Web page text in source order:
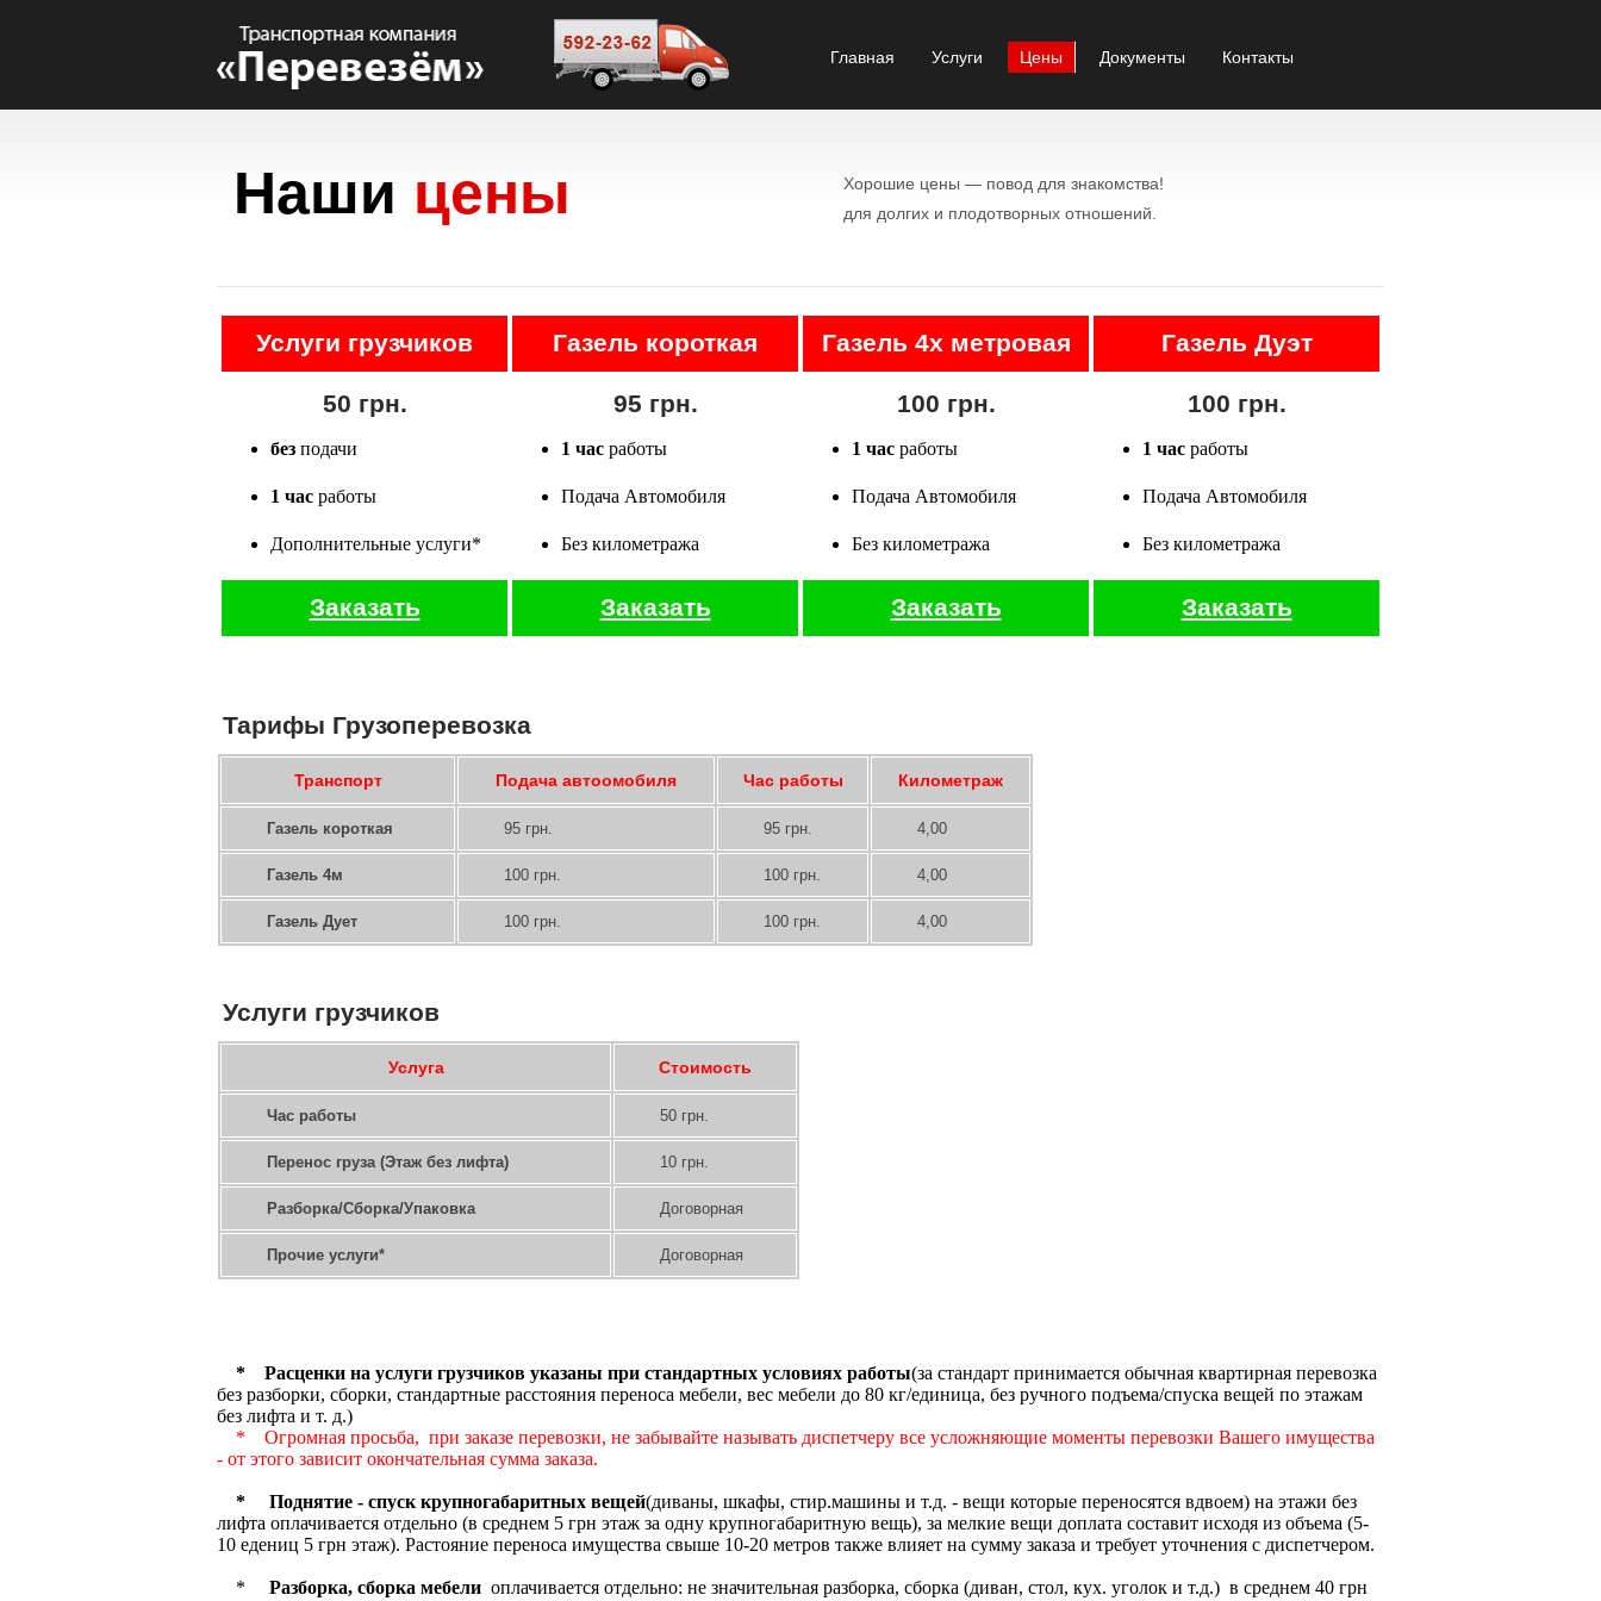
Главная Услуги Цены Документы Контакты
Наши цены
Хорошие цены — повод для знакомства!
для долгих и плодотворных отношений.
Услуги грузчиков Газель короткая Газель 4х метровая Газель Дуэт
50 грн. 95 грн. 100 грн. 100 грн.
без подачи 1 час работы 1 час работы 1 час работы
1 час работы Подача Автомобиля Подача Автомобиля Подача Автомобиля
Дополнительные услуги* Без километража Без километража Без километража
Заказать Заказать Заказать Заказать
Тарифы Грузоперевозка
Транспорт Подача автоомобиля Час работы Километраж
Газель короткая 95 грн. 95 грн. 4,00
Газель 4м 100 грн. 100 грн. 4,00
Газель Дует 100 грн. 100 грн. 4,00
Услуги грузчиков
Услуга Стоимость
Час работы 50 грн.
Перенос груза (Этаж без лифта) 10 грн.
Разборка/Сборка/Упаковка Договорная
Прочие услуги* Договорная
* Расценки на услуги грузчиков указаны при стандартных условиях работы(за стандарт принимается обычная квартирная перевозка
без разборки, сборки, стандартные расстояния переноса мебели, вес мебели до 80 кг/единица, без ручного подъема/спуска вещей по этажам
без лифта и т. д.)
* Огромная просьба, при заказе перевозки, не забывайте называть диспетчеру все усложняющие моменты перевозки Вашего имущества
- от этого зависит окончательная сумма заказа.
* Поднятие - спуск крупногабаритных вещей(диваны, шкафы, стир.машины и т.д. - вещи которые переносятся вдвоем) на этажи без
лифта оплачивается отдельно (в среднем 5 грн этаж за одну крупногабаритную вещь), за мелкие вещи доплата составит исходя из объема (5-
10 едениц 5 грн этаж). Растояние переноса имущества свыше 10-20 метров также влияет на сумму заказа и требует уточнения с диспетчером.
* Разборка, сборка мебели оплачивается отдельно: не значительная разборка, сборка (диван, стол, кух. уголок и т.д.) в среднем 40 грн